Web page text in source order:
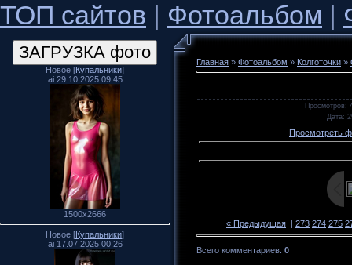
ТОП сайтов | Фотоальбом |
Новое [Купальники]
ai 29.10.2025 09:45
1500x2666
Новое [Купальники]
ai 17.07.2025 00:26
Главная » Фотоальбом » Колготочки »
Просмотров:
Дата:
Просмотреть
« Предыдущая | 273 274 275
Всего комментариев: 0